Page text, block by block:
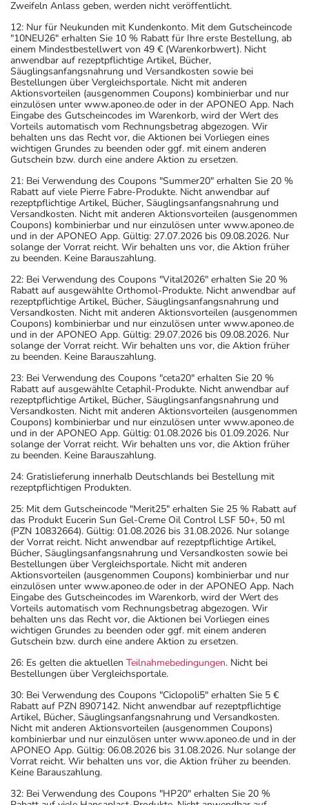
Zweifeln Anlass geben, werden nicht veröffentlicht.
12: Nur für Neukunden mit Kundenkonto. Mit dem Gutscheincode
"10NEU26" erhalten Sie 10 % Rabatt für Ihre erste Bestellung, ab
einem Mindestbestellwert von 49 € (Warenkorbwert). Nicht
anwendbar auf rezeptpflichtige Artikel, Bücher,
Säuglingsanfangsnahrung und Versandkosten sowie bei
Bestellungen über Vergleichsportale. Nicht mit anderen
Aktionsvorteilen (ausgenommen Coupons) kombinierbar und nur
einzulösen unter www.aponeo.de oder in der APONEO App. Nach
Eingabe des Gutscheincodes im Warenkorb, wird der Wert des
Vorteils automatisch vom Rechnungsbetrag abgezogen. Wir
behalten uns das Recht vor, die Aktionen bei Vorliegen eines
wichtigen Grundes zu beenden oder ggf. mit einem anderen
Gutschein bzw. durch eine andere Aktion zu ersetzen.
21: Bei Verwendung des Coupons "Summer20" erhalten Sie 20 %
Rabatt auf viele Pierre Fabre-Produkte. Nicht anwendbar auf
rezeptpflichtige Artikel, Bücher, Säuglingsanfangsnahrung und
Versandkosten. Nicht mit anderen Aktionsvorteilen (ausgenommen
Coupons) kombinierbar und nur einzulösen unter www.aponeo.de
und in der APONEO App. Gültig: 27.07.2026 bis 09.08.2026. Nur
solange der Vorrat reicht. Wir behalten uns vor, die Aktion früher
zu beenden. Keine Barauszahlung.
22: Bei Verwendung des Coupons "Vital2026" erhalten Sie 20 %
Rabatt auf ausgewählte Orthomol-Produkte. Nicht anwendbar auf
rezeptpflichtige Artikel, Bücher, Säuglingsanfangsnahrung und
Versandkosten. Nicht mit anderen Aktionsvorteilen (ausgenommen
Coupons) kombinierbar und nur einzulösen unter www.aponeo.de
und in der APONEO App. Gültig: 29.07.2026 bis 09.08.2026. Nur
solange der Vorrat reicht. Wir behalten uns vor, die Aktion früher
zu beenden. Keine Barauszahlung.
23: Bei Verwendung des Coupons "ceta20" erhalten Sie 20 %
Rabatt auf ausgewählte Cetaphil-Produkte. Nicht anwendbar auf
rezeptpflichtige Artikel, Bücher, Säuglingsanfangsnahrung und
Versandkosten. Nicht mit anderen Aktionsvorteilen (ausgenommen
Coupons) kombinierbar und nur einzulösen unter www.aponeo.de
und in der APONEO App. Gültig: 01.08.2026 bis 01.09.2026. Nur
solange der Vorrat reicht. Wir behalten uns vor, die Aktion früher
zu beenden. Keine Barauszahlung.
24: Gratislieferung innerhalb Deutschlands bei Bestellung mit
rezeptpflichtigen Produkten.
25: Mit dem Gutscheincode "Merit25" erhalten Sie 25 % Rabatt auf
das Produkt Eucerin Sun Gel-Creme Oil Control LSF 50+, 50 ml
(PZN 10832664). Gültig: 01.08.2026 bis 31.08.2026. Nur solange
der Vorrat reicht. Nicht anwendbar auf rezeptpflichtige Artikel,
Bücher, Säuglingsanfangsnahrung und Versandkosten sowie bei
Bestellungen über Vergleichsportale. Nicht mit anderen
Aktionsvorteilen (ausgenommen Coupons) kombinierbar und nur
einzulösen unter www.aponeo.de oder in der APONEO App. Nach
Eingabe des Gutscheincodes im Warenkorb, wird der Wert des
Vorteils automatisch vom Rechnungsbetrag abgezogen. Wir
behalten uns das Recht vor, die Aktionen bei Vorliegen eines
wichtigen Grundes zu beenden oder ggf. mit einem anderen
Gutschein bzw. durch eine andere Aktion zu ersetzen.
26: Es gelten die aktuellen Teilnahmebedingungen. Nicht bei
Bestellungen über Vergleichsportale.
30: Bei Verwendung des Coupons "Ciclopoli5" erhalten Sie 5 €
Rabatt auf PZN 8907142. Nicht anwendbar auf rezeptpflichtige
Artikel, Bücher, Säuglingsanfangsnahrung und Versandkosten.
Nicht mit anderen Aktionsvorteilen (ausgenommen Coupons)
kombinierbar und nur einzulösen unter www.aponeo.de und in der
APONEO App. Gültig: 06.08.2026 bis 31.08.2026. Nur solange der
Vorrat reicht. Wir behalten uns vor, die Aktion früher zu beenden.
Keine Barauszahlung.
32: Bei Verwendung des Coupons "HP20" erhalten Sie 20 %